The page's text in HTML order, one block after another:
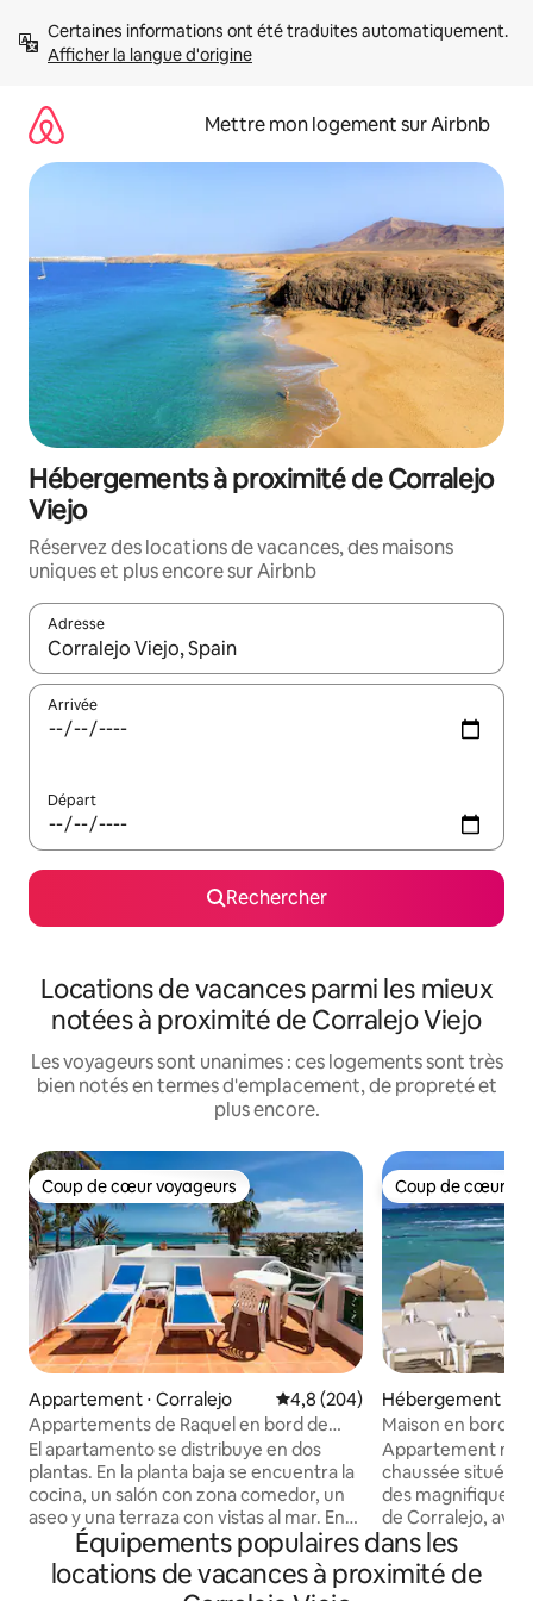
directement
Afficher la langue d'origine
Mettre mon logement sur Airbnb
Hébergements à proximité de Corralejo
Viejo
Réservez des locations de vacances, des maisons
uniques et plus encore sur Airbnb
Adresse
Lorsque les résultats s'affichent, utilisez les flèches vers le
Arrivée
Départ
Rechercher
Locations de vacances parmi les mieux
notées à proximité de Corralejo Viejo
Les voyageurs sont unanimes : ces logements sont très
bien notés en termes d'emplacement, de propreté et
plus encore.
Coup de cœur voyageurs
Coup de cœur voyageurs
Appartement ⋅ Corralejo Évaluation moyenne sur la
4,8 (204)
Appartements de Raquel en bord de
mer, Old Corralejo...
El apartamento se distribuye en dos
plantas. En la planta baja se encuentra la
cocina, un salón con zona comedor, un
aseo y una terraza con vistas al mar. En
una planta superior, el dormitorio, un
cuarto de baño y una amplia terraza con
vistas al mar. El dormitorio se encuentra
Coup de cœur
Coup de cœur
Hébergement ⋅
Maison en bord
Appartement
chaussée situé
des magnifiques
de Corralejo,
l’île de Lobos et
L’appartement
chambres
Équipements populaires dans les
locations de vacances à proximité de